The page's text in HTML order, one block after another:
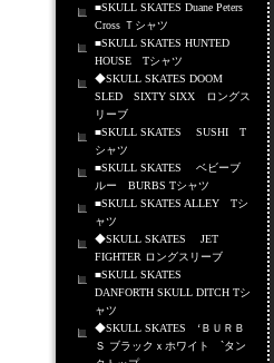
■SKULL SKATES Duane Peters
Cross Ｔシャツ
■SKULL SKATES HUNTED
HOUSE Tシャツ
◆SKULL SKATES DOOM
SLED SIXTY SIXX ロングス
リーブ
■SKULL SKATES SUSHI T
シャツ
■SKULL SKATES ベビーブ
ルー BURBS Tシャツ
■SKULL SKATES ALLEY Tシ
ャツ
◆SKULL SKATES JET
FIGHTER ロングスリーブ
■SKULL SKATES
DANFORTH SKULL DITCH Tシ
ャツ
◆SKULL SKATES ‘ＢＵＲＢ
Ｓ ブラックｘホワイト `タン